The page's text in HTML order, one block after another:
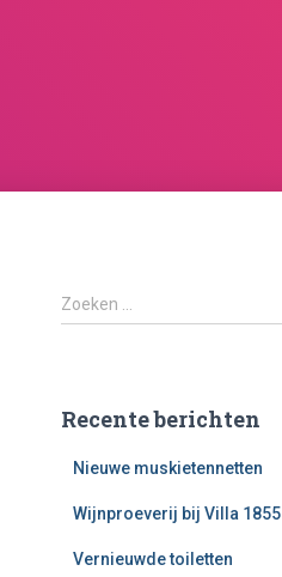
Z
o
n
Zoeken …
Recente berichten
Nieuwe muskietennetten
Wijnproeverij bij Villa 1855
Vernieuwde toiletten